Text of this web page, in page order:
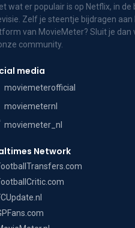
wat er populair is op Netflix, in de
Zelf je steentje bijdragen aan
van MovieMeter? Sluit je dan
community.
media
moviemeterofficial
moviemeternl
moviemeter_nl
Network